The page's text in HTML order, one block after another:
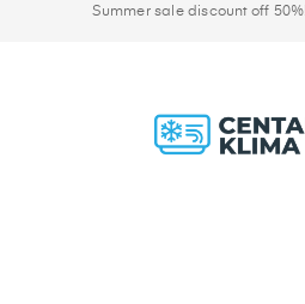
Summer sale discount off 50%!